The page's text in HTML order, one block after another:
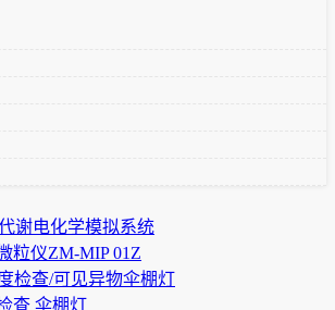
谢电化学模拟系统
粒仪ZM-MIP 01Z
检查/可见异物伞棚灯
查 伞棚灯